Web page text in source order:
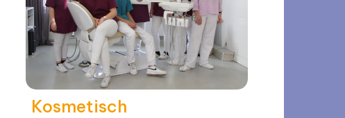
Kosmetisch